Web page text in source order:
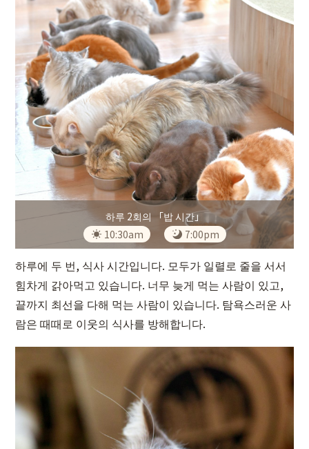
하루 2회의 「밥 시간」
10:30am
7:00pm
하루에 두 번, 식사 시간입니다. 모두가 일렬로 줄을 서서
힘차게 갉아먹고 있습니다. 너무 늦게 먹는 사람이 있고,
끝까지 최선을 다해 먹는 사람이 있습니다. 탐욕스러운 사
람은 때때로 이웃의 식사를 방해합니다.